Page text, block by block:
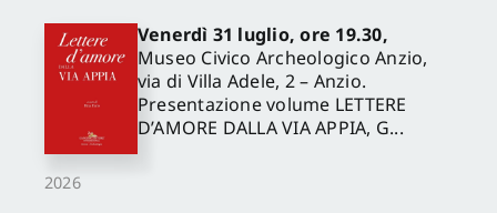
2026
Venerdì 31 luglio, ore 19.30,
Museo Civico Archeologico Anzio,
via di Villa Adele, 2 – Anzio.
Presentazione volume LETTERE
D’AMORE DALLA VIA APPIA, G...